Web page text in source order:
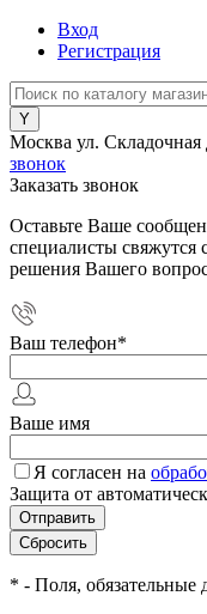
Вход
Регистрация
Москва ул. Складочная
звонок
Заказать звонок
Оставьте Ваше
специалисты свяжутся
решения Вашего
Ваш телефон*
Ваше имя
Я согласен на
Защита от
* - Поля, обязательные